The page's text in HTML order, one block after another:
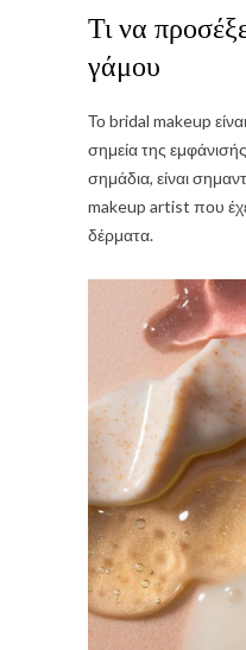
Τι να
γάμου
Το bridal makeup
σημεία της
σημάδια, είναι
makeup artist που
δέρματα.